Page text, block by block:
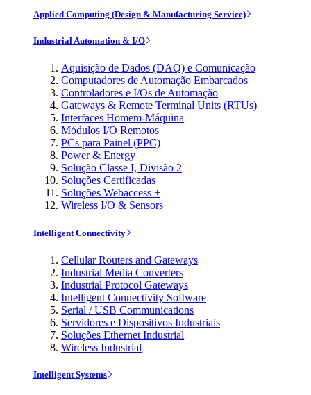
Applied Computing (Design & Manufacturing Service)
Industrial Automation & I/O
Aquisição de Dados (DAQ) e Comunicação
Computadores de Automação Embarcados
Controladores e I/Os de Automação
Gateways & Remote Terminal Units (RTUs)
Interfaces Homem-Máquina
Módulos I/O Remotos
PCs para Painel (PPC)
Power & Energy
Solução Classe I, Divisão 2
Soluções Certificadas
Soluções Webaccess +
Wireless I/O & Sensors
Intelligent Connectivity
Cellular Routers and Gateways
Industrial Media Converters
Industrial Protocol Gateways
Intelligent Connectivity Software
Serial / USB Communications
Servidores e Dispositivos Industriais
Soluções Ethernet Industrial
Wireless Industrial
Intelligent Systems